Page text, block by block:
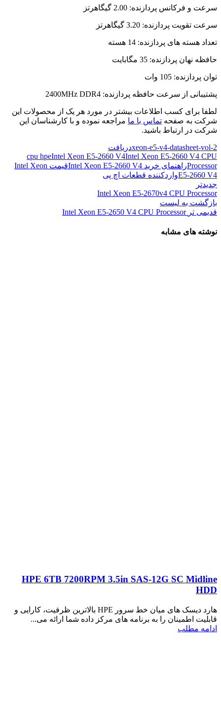
سرعت و فرکانس پردازنده: 2.00 گیگاهرتز
سرعت تقویت پردازنده: 3.20 گیگاهرتز
تعداد هسته های پردازنده: 14 هسته
حافظه نهان پردازنده: 35 مگابایت
توان پردازنده: 105 وات
پشتیبانی از سرعت حافظه پردازنده: 2400MHz DDR4
لطفا برای کسب اطلاعات بیشتر در مورد هر یک از محصولات این
شرکت به صفحه تماس با ما مراجعه نموده و با کارشناسان این
شرکت در ارتباط باشید.
xeon-e5-v4-datasheet-vol-2دریافت
cpu hpeIntel Xeon E5-2660 V4Intel Xeon E5-2660 V4 CPU
Processorراهنمای خرید Intel Xeon E5-2660 V4
قیمت Intel Xeon
E5-2660 V4واردکننده قطعات اچ پی
جدیدتر
Intel Xeon E5-2670v4 CPU Processor
بازگشت به لیست
قدیمی تر Intel Xeon E5-2650 V4 CPU Processor
نوشته های مشابه
HPE 6TB 7200RPM 3.5in SAS-12G SC Midline
HDD
هارد دیسک های میان خط سرور HPE بالاترین ظرفیت، کارایی و
قابلیت اطمینان را به برنامه های مرکز داده شما ارائه می...
ادامه مطلب